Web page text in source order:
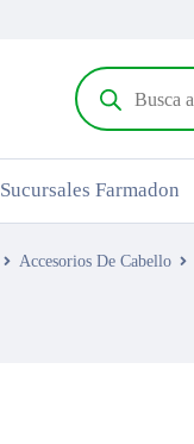
Sucursales Farmadon
Accesorios De Cabello